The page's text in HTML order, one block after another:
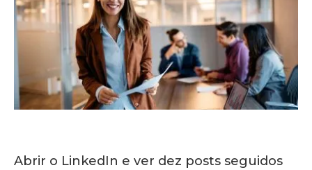
Abrir o LinkedIn e ver dez posts seguidos